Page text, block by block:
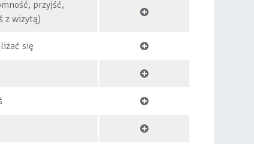
przyjść,
z wizytą)
się